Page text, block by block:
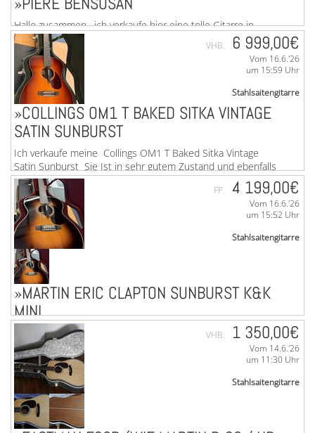
Hallo zusammen, ich verkaufe hier eine tolle Gitarre in
Mintcondition. Diese Gitarre ist leider kaum gespielt. Sollte
aber nicht länger bei mir nur im ...mehr
VHB. 6 999,00€
Vom 16.6.'26
um 15:59 Uhr
Stahlsaitengitarre
»COLLINGS OM1 T BAKED SITKA VINTAGE
SATIN SUNBURST
Ich verkaufe meine Collings OM1 T Baked Sitka Vintage
Satin Sunburst Sie Ist in sehr gutem Zustand und ebenfalls
hier bebildert zu finden. ...mehr
FP. 4 199,00€
Vom 16.6.'26
um 15:52 Uhr
Stahlsaitengitarre
»MARTIN ERIC CLAPTON SUNBURST K&K
MINI
Hallo zusammen, Ich verkaufe meine sehr gepflegte Martin
EC Sunburst inklusive K&K Mini Tonabnehmer Bei einer D42
Modern Deluxe kann ich mir auch einen ...mehr
VHB. 1 350,00€
Vom 14.6.'26
um 11:30 Uhr
Stahlsaitengitarre